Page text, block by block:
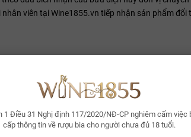
1 Điều 31 Nghị định 117/2020/NĐ-CP nghiêm cấm việc
cấp thông tin về rượu bia cho người chưa đủ 18 tuổi.
viên tại Wine1855.vn tiếp nhận sản phẩm đổi
khoản ngân hàng.